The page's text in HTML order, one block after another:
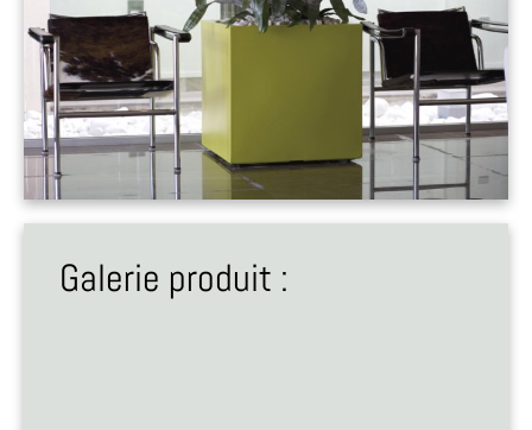
Galerie produit :